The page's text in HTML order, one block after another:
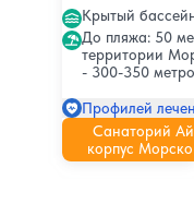
Крытый
До пляжа: 50
территории
- 300-350
Профилей
Санаторий
корпус